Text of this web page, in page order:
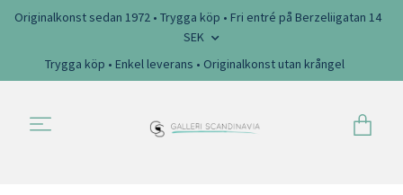
Originalkonst sedan 1972 • Trygga köp • Fri entré på Berzeliigatan 14
SEK
Trygga köp • Enkel leverans • Originalkonst utan krångel